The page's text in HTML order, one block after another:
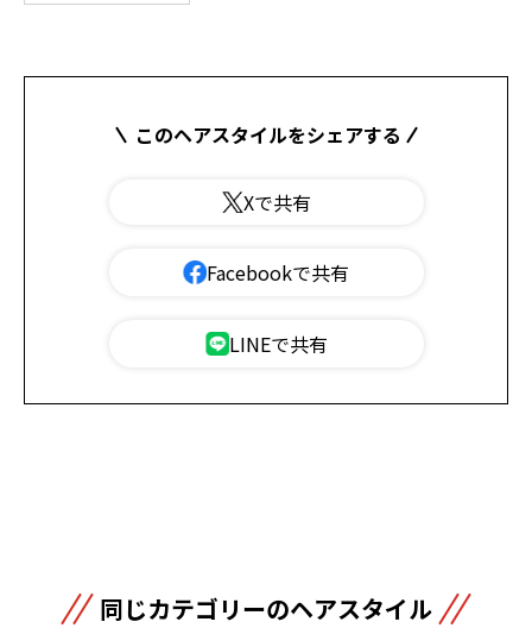
このヘアスタイルをシェアする
Xで共有
Facebookで共有
LINEで共有
同じカテゴリーのヘアスタイル